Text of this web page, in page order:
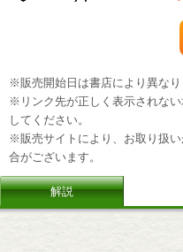
※販売開始日は書店により異なり
※リンク先が正しく表示されな
してください。
※販売サイトにより、お取り扱
合がございます。
解説